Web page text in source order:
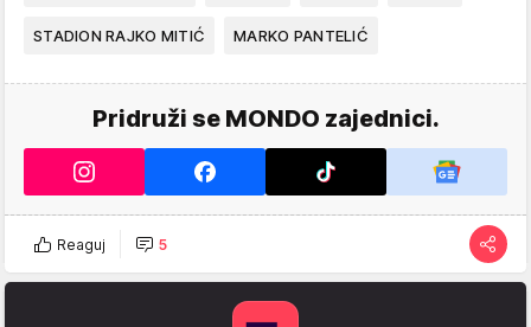
STADION RAJKO MITIĆ MARKO PANTELIĆ
Pridruži se MONDO zajednici.
Reaguj 5